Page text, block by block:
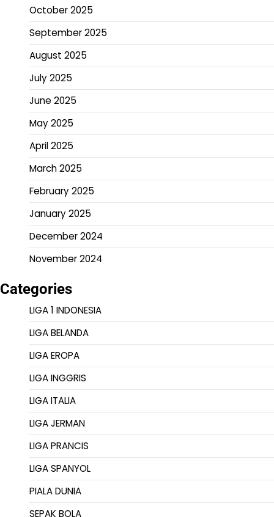
October 2025
September 2025
August 2025
July 2025
June 2025
May 2025
April 2025
March 2025
February 2025
January 2025
December 2024
November 2024
Categories
LIGA 1 INDONESIA
LIGA BELANDA
LIGA EROPA
LIGA INGGRIS
LIGA ITALIA
LIGA JERMAN
LIGA PRANCIS
LIGA SPANYOL
PIALA DUNIA
SEPAK BOLA